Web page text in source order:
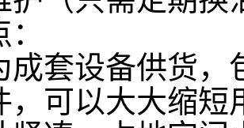
成套设备供货，
，可以大大缩